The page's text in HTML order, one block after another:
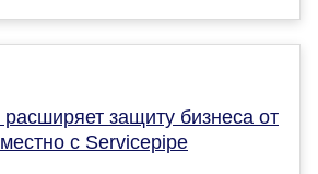
защиту бизнеса от
с Servicepipe